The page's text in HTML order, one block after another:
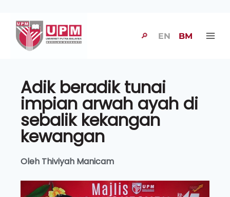
🔎 EN BM
Adik beradik tunai
impian arwah ayah di
sebalik kekangan
kewangan
Oleh Thiviyah Manicam